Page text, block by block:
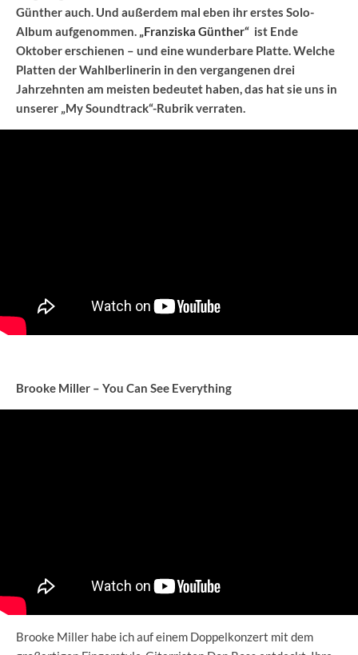
Günther auch. Und außerdem mal eben ihr erstes Solo-
Album aufgenommen. „Franziska Günther“ ist Ende
Oktober erschienen – und eine wunderbare Platte. Welche
Platten der Wahlberlinerin in den vergangenen drei
Jahrzehnten am meisten bedeutet haben, das hat sie uns in
unserer „My Soundtrack“-Rubrik verraten.
Brooke Miller – You Can See Everything
Brooke Miller habe ich auf einem Doppelkonzert mit dem